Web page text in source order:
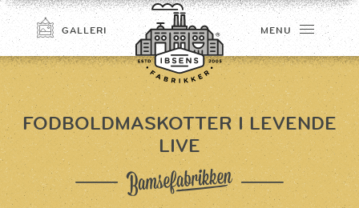
GALLERI MENU
FODBOLDMASKOTTER I LEVENDE
LIVE